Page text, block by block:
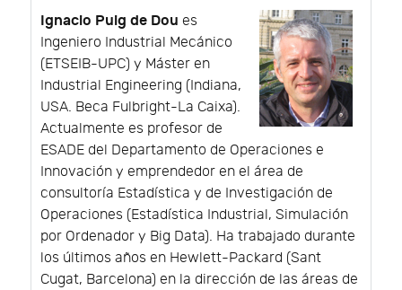
Ignacio Puig de Dou es
Ingeniero Industrial Mecánico
(ETSEIB-UPC) y Máster en
Industrial Engineering (Indiana,
USA. Beca Fulbright-La Caixa).
Actualmente es profesor de
ESADE del Departamento de Operaciones e
Innovación y emprendedor en el área de
consultoría Estadística y de Investigación de
Operaciones (Estadística Industrial, Simulación
por Ordenador y Big Data). Ha trabajado durante
los últimos años en Hewlett-Packard (Sant
Cugat, Barcelona) en la dirección de las áreas de